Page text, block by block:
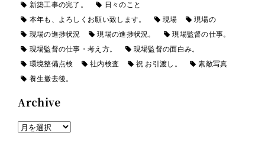
新築工事の完了。
日々のこと
本年も、よろしくお願い致します。
現場
現場の
現場の進捗状況
現場の進捗状況。
現場監督の仕事。
現場監督の仕事・考え方。
現場監督の面白み。
環境整備点検
社内検査 祝 お引渡し。
素敵写真
養生撤去後。
Archive